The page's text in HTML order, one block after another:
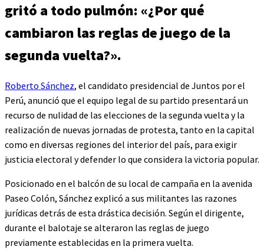
gritó a todo pulmón: «¿Por qué
cambiaron las reglas de juego de la
segunda vuelta?».
Roberto Sánchez, el candidato presidencial de Juntos por el
Perú, anunció que el equipo legal de su partido presentará un
recurso de nulidad de las elecciones de la segunda vuelta y la
realización de nuevas jornadas de protesta, tanto en la capital
como en diversas regiones del interior del país, para exigir
justicia electoral y defender lo que considera la victoria popular.
Posicionado en el balcón de su local de campaña en la avenida
Paseo Colón, Sánchez explicó a sus militantes las razones
jurídicas detrás de esta drástica decisión. Según el dirigente,
durante el balotaje se alteraron las reglas de juego
previamente establecidas en la primera vuelta.